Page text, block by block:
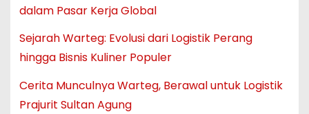
dalam Pasar Kerja Global
Sejarah Warteg: Evolusi dari Logistik Perang
hingga Bisnis Kuliner Populer
Cerita Munculnya Warteg, Berawal untuk Logistik
Prajurit Sultan Agung